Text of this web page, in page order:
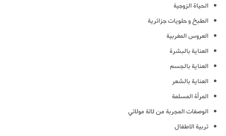
الحياة الزوجية
الطبخ و حلويات جزائرية
العروس المغربية
العناية بالبشرة
العناية بالجسم
العناية بالشعر
المرأة المسلمة
الوصفات المجربة من لالة مولاتي
تربية الاطفال